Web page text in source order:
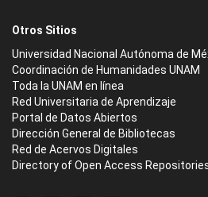
Otros Sitios
Universidad Nacional Autónoma de
Coordinación de Humanidades UNAM
Toda la UNAM en línea
Red Universitaria de Aprendizaje
Portal de Datos Abiertos
Dirección General de Bibliotecas
Red de Acervos Digitales
Directory of Open Access